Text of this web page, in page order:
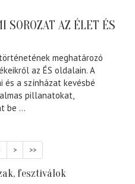
SOROZAT AZ ÉLET ÉS
meghatározó
az ÉS oldalain. A
a színházat kevésbé
pillanatokat,
be ...
> >>
fesztiválok